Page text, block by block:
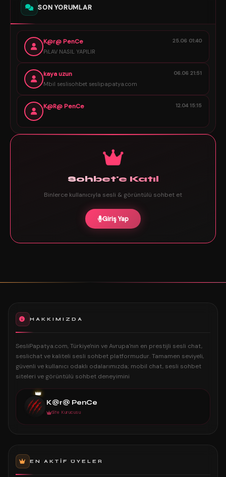
SON YORUMLAR
K@r@ PenCe
PiLAV NASIL YAPILIR
25.06 01:40
kaya uzun
Mbil seslisohbet seslipapatya.com
06.06 21:51
K@R@ PenCe 12.04 15:15
Sohbet'e Katıl
Binlerce kullanıcıyla sesli & görüntülü sohbet et
Giriş Yap
HAKKIMIZDA
SesliPapatya.com, Türkiye'nin ve Avrupa'nın en prestijli sesli chat,
seslichat ve kaliteli sesli sohbet platformudur. Tamamen seviyeli,
güvenli ve kullanıcı odaklı odalarımızda; mobil chat, sesli sohbet
siteleri ve görüntülü sohbet deneyimini
👑
K@r@ PenCe
Site Kurucusu
EN AKTIF ÜYELER